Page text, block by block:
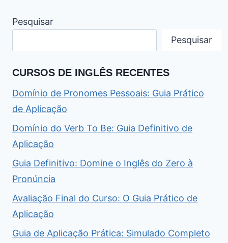
Pesquisar
Pesquisar
CURSOS DE INGLÊS RECENTES
Domínio de Pronomes Pessoais: Guia Prático
de Aplicação
Domínio do Verb To Be: Guia Definitivo de
Aplicação
Guia Definitivo: Domine o Inglês do Zero à
Pronúncia
Avaliação Final do Curso: O Guia Prático de
Aplicação
Guia de Aplicação Prática: Simulado Completo